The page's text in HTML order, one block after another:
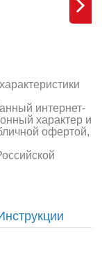
интернет-
характер и
офертой,